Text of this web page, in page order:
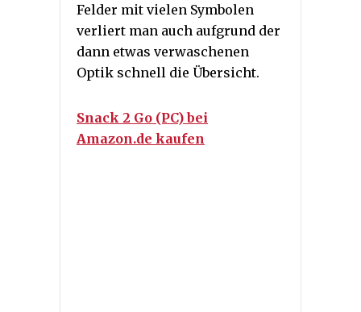
Felder mit vielen Symbolen
verliert man auch aufgrund der
dann etwas verwaschenen
Optik schnell die Übersicht.
Snack 2 Go (PC) bei
Amazon.de kaufen